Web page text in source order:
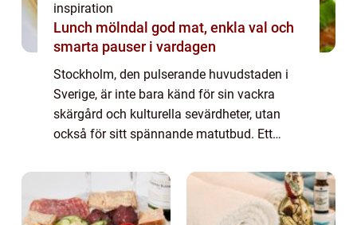
inspiration
Lunch mölndal god mat, enkla val och
smarta pauser i vardagen
Stockholm, den pulserande huvudstaden i
Sverige, är inte bara känd för sin vackra
skärgård och kulturella sevärdheter, utan
också för sitt spännande matutbud. Ett
mer populärt här är tapas. I denna artikel
ko...